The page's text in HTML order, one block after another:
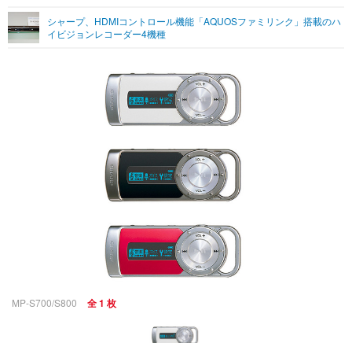
ショッピング その他
シャープ、HDMIコントロール機能「AQUOSファミリンク」搭載のハ
イビジョンレコーダー4機種
MP-S700/S800 全 1 枚